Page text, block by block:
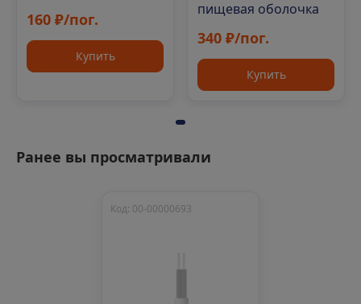
160 ₽/пог.
Купить
пищевая оболочка
340 ₽/пог.
Купить
Ранее вы просматривали
Код: 00-00000693